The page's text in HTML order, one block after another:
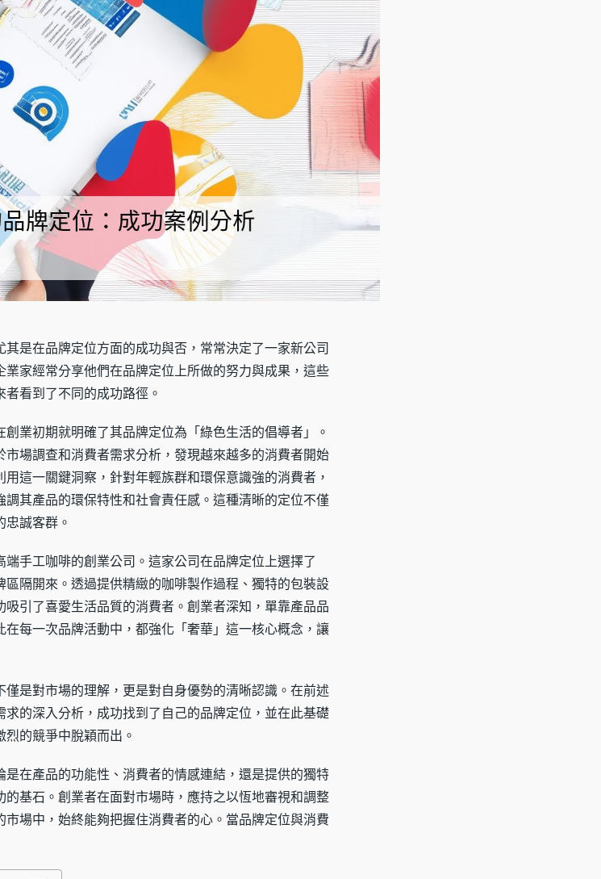
是在品牌定位方面的成功與否，常常決定了一家新公司
業家經常分享他們在品牌定位上所做的努力與成果，這些
看到了不同的成功路徑。
業初期就明確了其品牌定位為「綠色生活的倡導者」。
場調查和消費者需求分析，發現越來越多的消費者開始
這一關鍵洞察，針對年輕族群和環保意識強的消費者，
其產品的環保特性和社會責任感。這種清晰的定位不僅
誠客群。
手工咖啡的創業公司。這家公司在品牌定位上選擇了
區隔開來。透過提供精緻的咖啡製作過程、獨特的包裝設
引了喜愛生活品質的消費者。創業者深知，單靠產品品
每一次品牌活動中，都強化「奢華」這一核心概念，讓
是對市場的理解，更是對自身優勢的清晰認識。在前述
的深入分析，成功找到了自己的品牌定位，並在此基礎
的競爭中脫穎而出。
在產品的功能性、消費者的情感連結，還是提供的獨特
基石。創業者在面對市場時，應持之以恆地審視和調整
場中，始終能夠把握住消費者的心。當品牌定位與消費